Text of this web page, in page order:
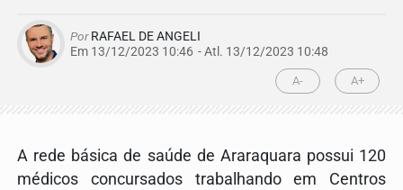
PorRAFAEL DE ANGELI
Em 13/12/2023 10:46 - Atl. 13/12/2023 10:48
A- A+
A rede básica de saúde de Araraquara possui 120
médicos concursados trabalhando em Centros